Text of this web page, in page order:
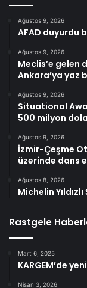
Ağustos 9, 2026
AFAD duyurdu
Ağustos 9, 2026
Meclis’e gelen
Ankara’ya yaz
Ağustos 9, 2026
Situational
500 milyon
Ağustos 9, 2026
İzmir-Çeşme
üzerinde dans
Ağustos 8, 2026
Michelin
Rastgele
Mart 6, 2025
KARGEM’de
Nisan 3, 2026